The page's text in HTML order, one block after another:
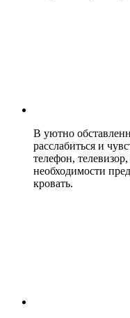
В уютно
расслабиться и
телефон,
необходимости
кровать.